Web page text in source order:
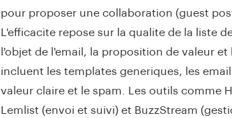
pour proposer une collaboration (guest
L'efficacite repose sur la qualite de la liste
l'objet de l'email, la proposition de valeur
incluent les templates generiques, les
valeur claire et le spam. Les outils comme
Lemlist (envoi et suivi) et BuzzStream